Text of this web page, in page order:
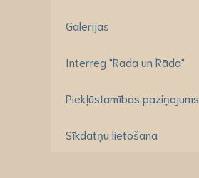
Galerijas
Interreg "Rada un Rāda"
Piekļūstamības paziņojums
Sīkdatņu lietošana